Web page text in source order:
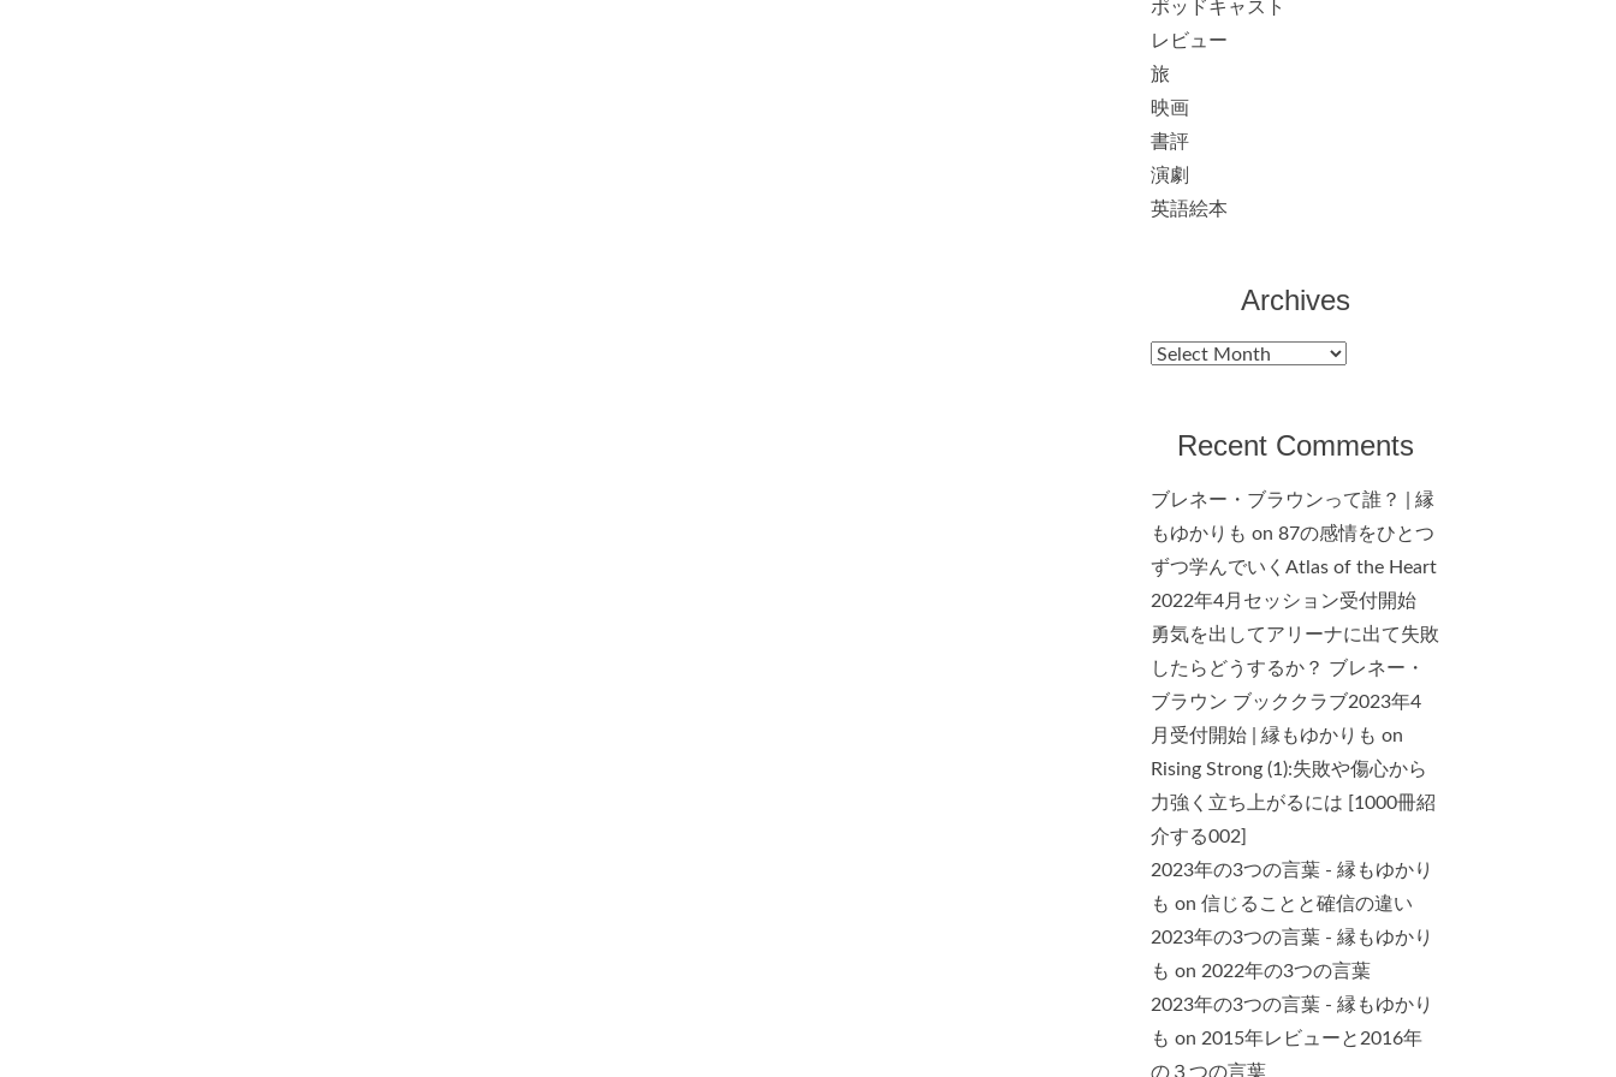
ポッドキャスト
レビュー
旅
映画
書評
演劇
英語絵本
Archives
Archives
Recent Comments
ブレネー・ブラウンって誰？ | 縁
もゆかりも on 87の感情をひとつ
ずつ学んでいくAtlas of the Heart
2022年4月セッション受付開始
勇気を出してアリーナに出て失敗
したらどうするか？ ブレネー・
ブラウン ブッククラブ2023年4
月受付開始 | 縁もゆかりも on
Rising Strong (1):失敗や傷心から
力強く立ち上がるには [1000冊紹
介する002]
2023年の3つの言葉 - 縁もゆかり
も on 信じることと確信の違い
2023年の3つの言葉 - 縁もゆかり
も on 2022年の3つの言葉
2023年の3つの言葉 - 縁もゆかり
も on 2015年レビューと2016年
の３つの言葉